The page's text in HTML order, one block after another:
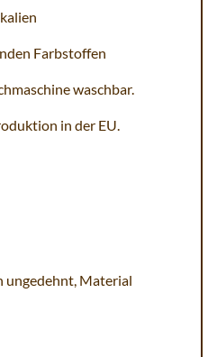
Farbstoffen
waschbar.
in der EU.
ungedehnt, Material